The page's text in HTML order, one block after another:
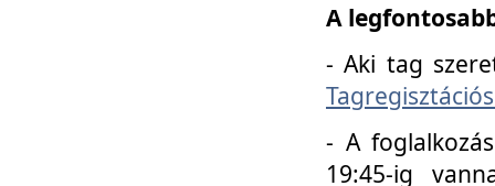
A
- Aki tag
- A
19:45-ig